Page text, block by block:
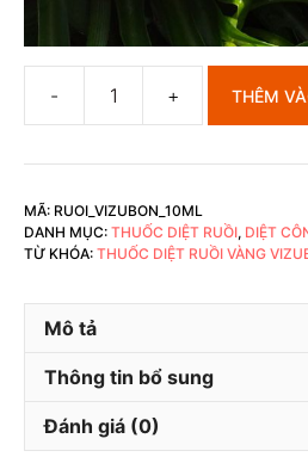
Thuốc
ruồi
Vizubon
D
lượng
THÊM
MÃ: RUOI_VIZUBON_10ML
DANH MỤC: THUỐC DIỆT RUỒI, DIỆT
TỪ KHÓA: THUỐC DIỆT RUỒI VÀNG
Mô tả
Thông tin bổ sung
Đánh giá (0)